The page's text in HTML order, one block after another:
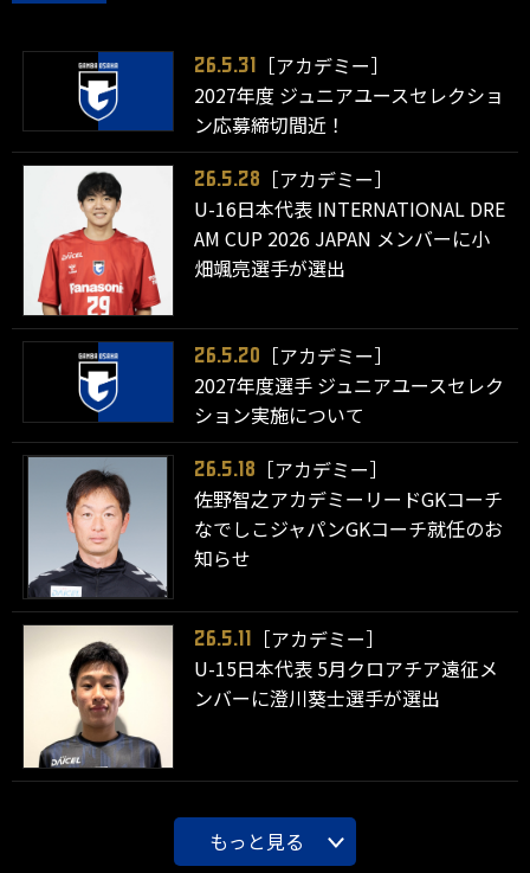
26.5.31
［アカデミー］
2027年度 ジュニアユースセレクショ
ン応募締切間近！
26.5.28
［アカデミー］
U-16日本代表 INTERNATIONAL DRE
AM CUP 2026 JAPAN メンバーに小
畑颯亮選手が選出
26.5.20
［アカデミー］
2027年度選手 ジュニアユースセレク
ション実施について
26.5.18
［アカデミー］
佐野智之アカデミーリードGKコーチ
なでしこジャパンGKコーチ就任のお
知らせ
26.5.11
［アカデミー］
U-15日本代表 5月クロアチア遠征メ
ンバーに澄川葵士選手が選出
もっと見る